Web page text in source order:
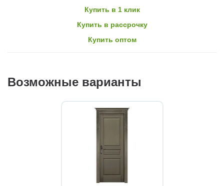
Купить в 1 клик
Купить в рассрочку
Купить оптом
Возможные варианты